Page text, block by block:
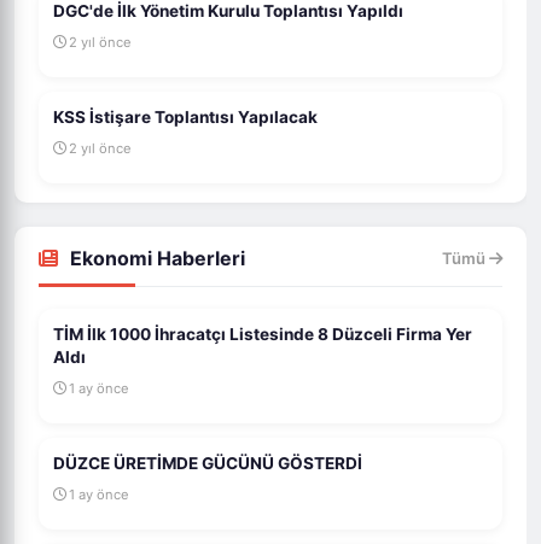
DGC'de İlk Yönetim Kurulu Toplantısı Yapıldı
2 yıl önce
KSS İstişare Toplantısı Yapılacak
2 yıl önce
Ekonomi Haberleri Tümü
TİM İlk 1000 İhracatçı Listesinde 8 Düzceli Firma Yer
Aldı
1 ay önce
DÜZCE ÜRETİMDE GÜCÜNÜ GÖSTERDİ
1 ay önce